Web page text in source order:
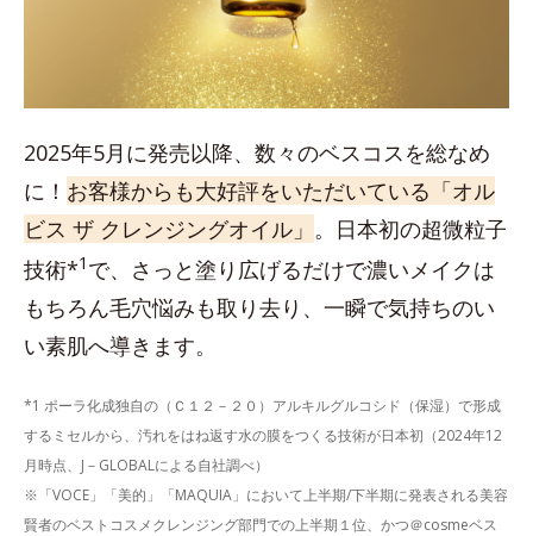
2025年5月に発売以降、数々のベスコスを総なめ
に！ お客様からも大好評をいただいている「オル
ビス ザ クレンジングオイル」 。日本初の超微粒子
技術*1 で、さっと塗り広げるだけで濃いメイクは
もちろん毛穴悩みも取り去り、一瞬で気持ちのい
い素肌へ導きます。
*1 ポーラ化成独自の（Ｃ１２－２０）アルキルグルコシド（保湿）で形成
するミセルから、汚れをはね返す水の膜をつくる技術が日本初（2024年12
月時点、J－GLOBALによる自社調べ）
※「VOCE」「美的」「MAQUIA」において上半期/下半期に発表される美容
賢者のベストコスメクレンジング部門での上半期１位、かつ＠cosmeベス